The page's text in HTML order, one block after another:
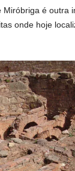
é
onde hoje